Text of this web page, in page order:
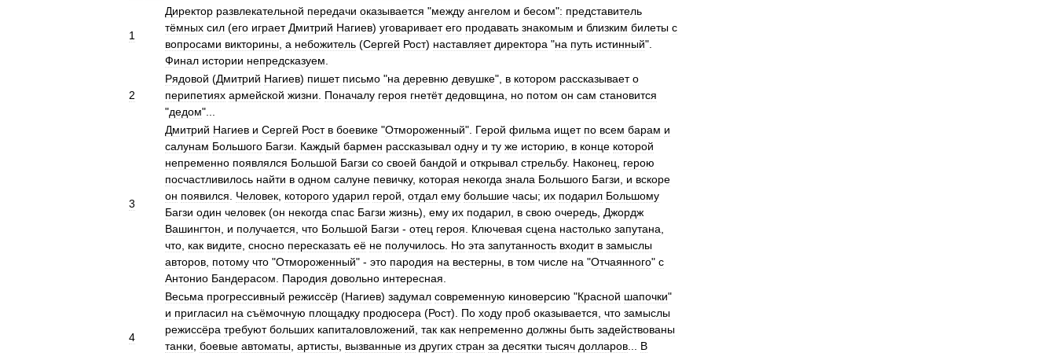
1
Директор развлекательной передачи оказывается "между ангелом и бесом": представитель
тёмных сил (его играет Дмитрий Нагиев) уговаривает его продавать знакомым и близким билеты с
вопросами викторины а небожитель (Сергей Рост) наставляет директора "на путь истинный".
Финал истории непредсказуем
2
Рядовой (Дмитрий Нагиев) пишет письмо "на деревню девушке", в котором рассказывает о
перипетиях армейской жизни Поначалу героя гнетёт дедовщина но потом он сам становится
"дедом"...
3
Дмитрий Нагиев и Сергей Рост в боевике "Отмороженный". Герой фильма ищет по всем барам и
салунам Большого Багзи Каждый бармен рассказывал одну и ту же историю в конце которой
непременно появлялся Большой Багзи со своей бандой и открывал стрельбу. Наконец
герою
посчастливилось найти в одном салуне певичку, которая некогда знала Большого Багзи и вскоре
он появился Человек которого ударил герой отдал ему большие часы; их подарил Большому
Багзи один человек (он некогда спас Багзи жизнь), ему их подарил в свою очередь Джордж
Вашингтон
и получается что Большой Багзи - отец героя Ключевая сцена настолько запутана
что как видите сносно пересказать её не получилось Но эта запутанность входит в замыслы
авторов потому что "Отмороженный" - это пародия на вестерны в том числе на "Отчаянного" с
Антонио Бандерасом Пародия довольно интересная
4
Весьма прогрессивный режиссёр (Нагиев) задумал современную киноверсию "Красной шапочки"
и пригласил на съёмочную площадку продюсера (Рост). По ходу проб оказывается что замыслы
режиссёра требуют больших капиталовложений так как непременно должны быть задействованы
танки боевые автоматы артисты вызванные из других стран за десятки тысяч долларов
В